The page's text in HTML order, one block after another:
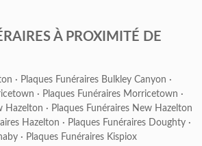
À PROXIMITÉ DE
· Plaques Funéraires Bulkley Canyon ·
· Plaques Funéraires Morricetown ·
Hazelton · Plaques Funéraires New Hazelton
Hazelton · Plaques Funéraires Doughty ·
· Plaques Funéraires Kispiox